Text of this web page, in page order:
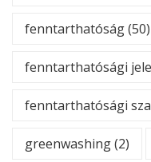
fenntarthatóság(50)
fenntarthatósági
fenntarthatósági
greenwashing(2)